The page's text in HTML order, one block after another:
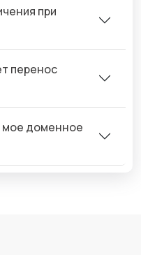
при
перенос
мое доменное